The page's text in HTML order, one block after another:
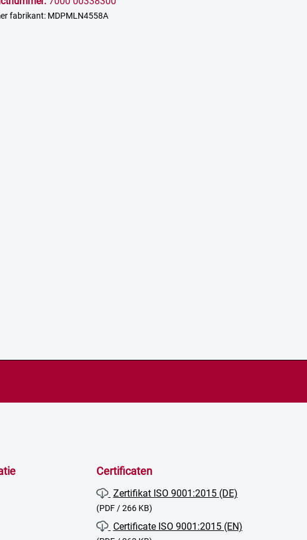
fabrikant: MDPMLN4558A
Certificaten
Zertifikat ISO 9001:2015 (DE)
(PDF / 266 KB)
Certificate ISO 9001:2015 (EN)